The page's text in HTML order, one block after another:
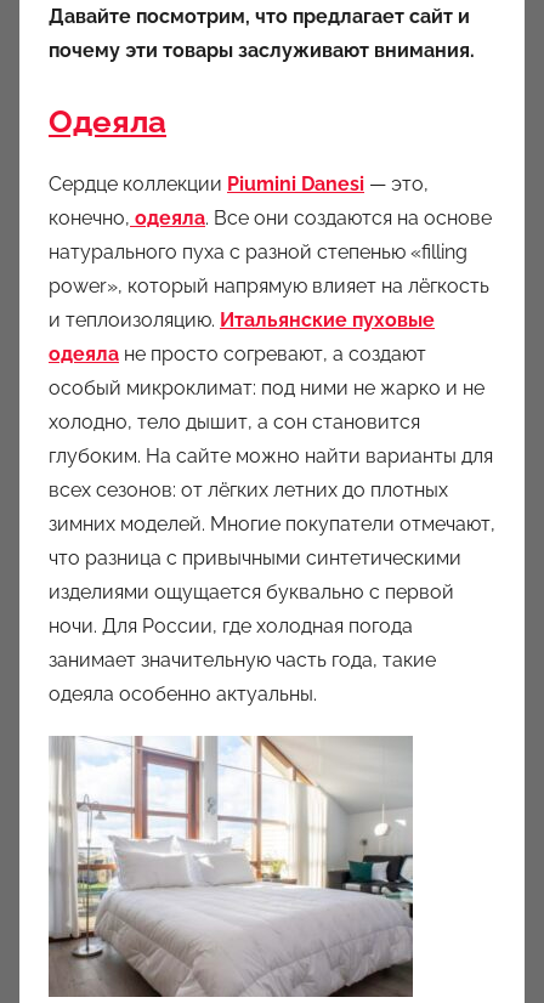
Давайте посмотрим, что предлагает сайт и
почему эти товары заслуживают внимания.
Одеяла
Сердце коллекции Piumini Danesi — это,
конечно, одеяла. Все они создаются на основе
натурального пуха с разной степенью «filling
power», который напрямую влияет на лёгкость
и теплоизоляцию. Итальянские пуховые
одеяла не просто согревают, а создают
особый микроклимат: под ними не жарко и не
холодно, тело дышит, а сон становится
глубоким. На сайте можно найти варианты для
всех сезонов: от лёгких летних до плотных
зимних моделей. Многие покупатели отмечают,
что разница с привычными синтетическими
изделиями ощущается буквально с первой
ночи. Для России, где холодная погода
занимает значительную часть года, такие
одеяла особенно актуальны.